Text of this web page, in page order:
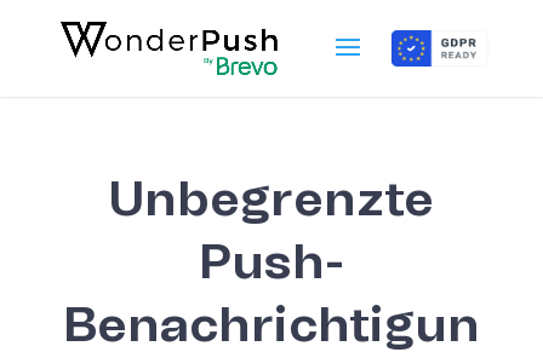
Unbegrenzte
Push-
Benachrichtigun